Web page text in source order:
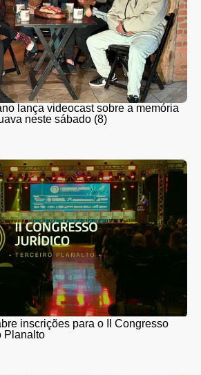
lança videocast sobre a memória
neste sábado (8)
inscrições para o II Congresso
Planalto